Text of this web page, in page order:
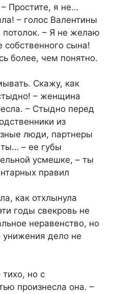
Простите, я не…
– голос Валентины
– Я не желаю
собственного сына!
более, чем понятно.
Скажу, как
– женщина
– Стыдно перед
из
люди, партнеры
– ее губы
усмешке, – ты
правил
как отхлынула
годы свекровь не
неравенство, но
унижения дело не
но с
произнесла она. –